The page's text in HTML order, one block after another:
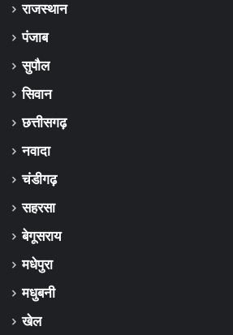
राजस्थान
पंजाब
सुपौल
सिवान
छत्तीसगढ़
नवादा
चंडीगढ़
सहरसा
बेगूसराय
मधेपुरा
मधुबनी
खेल